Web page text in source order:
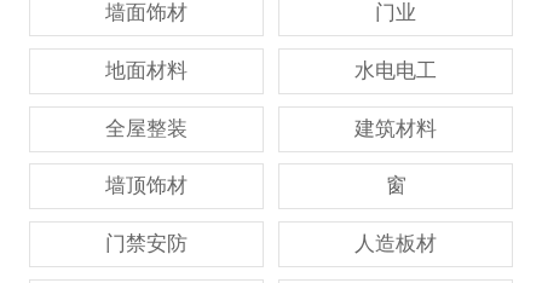
墙面饰材 门业
地面材料 水电电工
全屋整装 建筑材料
墙顶饰材 窗
门禁安防 人造板材